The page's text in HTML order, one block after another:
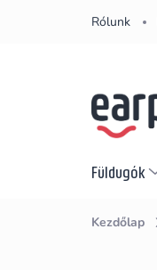
Rólunk
Füldugók
Kezdőlap